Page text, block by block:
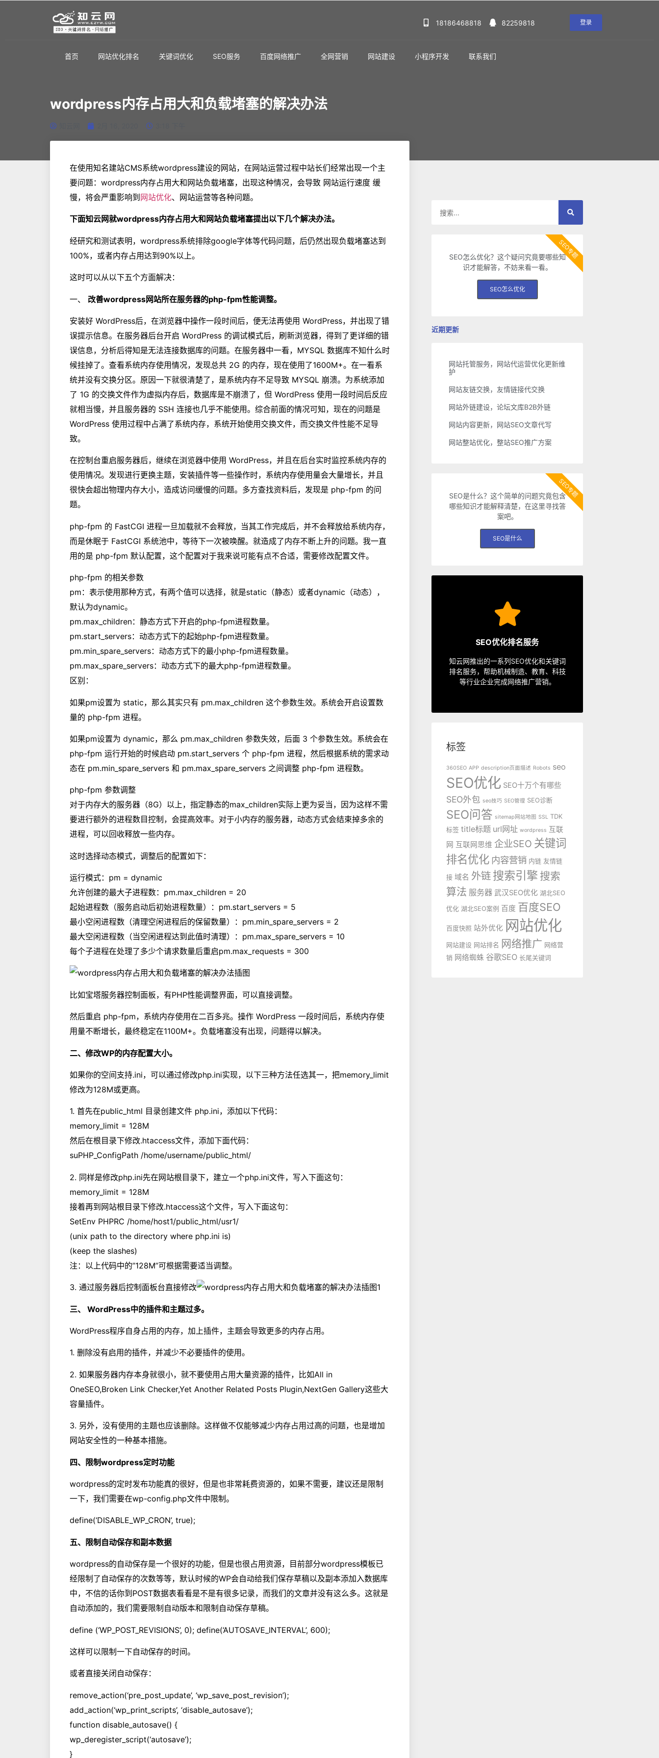
18186468818 82259818 登录
首页 网站优化排名 关键词优化 SEO服务 百度网络推广 全网营销 网站建设 小程序开发 联系我们
wordpress内存占用大和负载堵塞的解决办法
在使用知名建站CMS系统wordpress建设的网站，在网站运营过程中站长们经常出现一个主
要问题：wordpress内存占用大和网站负载堵塞，出现这种情况，会导致 网站运行速度 缓
慢，将会严重影响到 网站优化、网站运营等各种问题。
下面知云网就wordpress内存占用大和网站负载堵塞提出以下几个解决办法。
经研究和测试表明，wordpress系统排除google字体等代码问题，后仍然出现负载堵塞达到
100%，或者内存占用达到90%以上。
这时可以从以下五个方面解决：
一、 改善wordpress网站所在服务器的php-fpm性能调整。
安装好 WordPress后，在浏览器中操作一段时间后，便无法再使用 WordPress，并出现了错
误提示信息。在服务器后台开启 WordPress 的调试模式后，刷新浏览器，得到了更详细的错
误信息，分析后得知是无法连接数据库的问题。在服务器中一看，MYSQL 数据库不知什么时
候挂掉了。查看系统内存使用情况，发现总共 2G 的内存，现在使用了1600M+。在一看系
统并没有交换分区。原因一下就很清楚了，是系统内存不足导致 MYSQL 崩溃。为系统添加
了 1G 的交换文件作为虚拟内存后，数据库是不崩溃了，但 WordPress 使用一段时间后反应
就相当慢，并且服务器的 SSH 连接也几乎不能使用。综合前面的情况可知，现在的问题是
WordPress 使用过程中占满了系统内存，系统开始使用交换文件，而交换文件性能不足导
致。
在控制台重启服务器后，继续在浏览器中使用 WordPress，并且在后台实时监控系统内存的
使用情况。发现进行更换主题，安装插件等一些操作时，系统内存使用量会大量增长，并且
很快会超出物理内存大小，造成访问缓慢的问题。多方查找资料后，发现是 php-fpm 的问
题。
php-fpm 的 FastCGI 进程一旦加载就不会释放，当其工作完成后，并不会释放给系统内存，
而是休眠于 FastCGI 系统池中，等待下一次被唤醒。就造成了内存不断上升的问题。我一直
用的是 php-fpm 默认配置，这个配置对于我来说可能有点不合适，需要修改配置文件。
php-fpm 的相关参数
pm：表示使用那种方式，有两个值可以选择，就是static（静态）或者dynamic（动态），
默认为dynamic。
pm.max_children：静态方式下开启的php-fpm进程数量。
pm.start_servers：动态方式下的起始php-fpm进程数量。
pm.min_spare_servers：动态方式下的最小php-fpm进程数量。
pm.max_spare_servers：动态方式下的最大php-fpm进程数量。
区别：
如果pm设置为 static，那么其实只有 pm.max_children 这个参数生效。系统会开启设置数
量的 php-fpm 进程。
如果pm设置为 dynamic，那么 pm.max_children 参数失效，后面 3 个参数生效。系统会在
php-fpm 运行开始的时候启动 pm.start_servers 个 php-fpm 进程，然后根据系统的需求动
态在 pm.min_spare_servers 和 pm.max_spare_servers 之间调整 php-fpm 进程数。
php-fpm 参数调整
对于内存大的服务器（8G）以上，指定静态的max_children实际上更为妥当，因为这样不需
要进行额外的进程数目控制，会提高效率。对于小内存的服务器，动态方式会结束掉多余的
进程，可以回收释放一些内存。
这时选择动态模式，调整后的配置如下：
运行模式：pm = dynamic
允许创建的最大子进程数：pm.max_children = 20
起始进程数（服务启动后初始进程数量）：pm.start_servers = 5
最小空闲进程数（清理空闲进程后的保留数量）：pm.min_spare_servers = 2
最大空闲进程数（当空闲进程达到此值时清理）：pm.max_spare_servers = 10
每个子进程在处理了多少个请求数量后重启pm.max_requests = 300
比如宝塔服务器控制面板，有PHP性能调整界面，可以直接调整。
然后重启 php-fpm，系统内存使用在二百多兆。操作 WordPress 一段时间后，系统内存使
用量不断增长，最终稳定在1100M+。负载堵塞没有出现，问题得以解决。
二、修改WP的内存配置大小。
如果你的空间支持.ini，可以通过修改php.ini实现，以下三种方法任选其一，把memory_limit
修改为128M或更高。
1. 首先在public_html 目录创建文件 php.ini，添加以下代码：
memory_limit = 128M
然后在根目录下修改.htaccess文件，添加下面代码：
suPHP_ConfigPath /home/username/public_html/
2. 同样是修改php.ini先在网站根目录下，建立一个php.ini文件，写入下面这句：
memory_limit = 128M
接着再到网站根目录下修改.htaccess这个文件，写入下面这句：
SetEnv PHPRC /home/host1/public_html/usr1/
(unix path to the directory where php.ini is)
(keep the slashes)
注：以上代码中的”128M”可根据需要适当调整。
3. 通过服务器后控制面板台直接修改
三、 WordPress中的插件和主题过多。
WordPress程序自身占用的内存，加上插件，主题会导致更多的内存占用。
1. 删除没有启用的插件，并减少不必要插件的使用。
2. 如果服务器内存本身就很小，就不要使用占用大量资源的插件，比如All in
OneSEO,Broken Link Checker,Yet Another Related Posts Plugin,NextGen Gallery这些大
容量插件。
3. 另外，没有使用的主题也应该删除。这样做不仅能够减少内存占用过高的问题，也是增加
网站安全性的一种基本措施。
四、限制wordpress定时功能
wordpress的定时发布功能真的很好，但是也非常耗费资源的，如果不需要，建议还是限制
一下，我们需要在wp-config.php文件中限制。
define(‘DISABLE_WP_CRON’, true);
五、限制自动保存和副本数据
wordpress的自动保存是一个很好的功能，但是也很占用资源，目前部分wordpress模板已
经限制了自动保存的次数等等，默认时候的WP会自动给我们保存草稿以及副本添加入数据库
中，不信的话你到POST数据表看看是不是有很多记录，而我们的文章并没有这么多。这就是
自动添加的，我们需要限制自动版本和限制自动保存草稿。
define (‘WP_POST_REVISIONS’, 0); define(‘AUTOSAVE_INTERVAL’, 600);
这样可以限制一下自动保存的时间。
或者直接关闭自动保存：
remove_action(‘pre_post_update’, ‘wp_save_post_revision’);
add_action(‘wp_print_scripts’, ‘disable_autosave’);
function disable_autosave() {
wp_deregister_script(‘autosave’);
}
SEO怎么优化？这个疑问究竟要哪些知
识才能解答，不妨来看一看。
SEO怎么优化
SEO专题
近期更新
网站托管服务，网站代运营优化更新维
护
网站友链交换，友情链接代交换
网站外链建设，论坛文库B2B外链
网站内容更新，网站SEO文章代写
网站整站优化，整站SEO推广方案
SEO是什么？这个简单的问题究竟包含
哪些知识才能解释清楚，在这里寻找答
案吧。
SEO是什么
SEO专题
SEO优化排名服务
知云网推出的一系列SEO优化和关键词
排名服务，帮助机械制造、教育、科技
等行业企业完成网络推广营销。
SEO服务中心
指定关键词优化、整站优化、SEO套
从容应对各种优化需求。
SEO服务
标签
360SEO APP description页面描述 Robots seo
SEO优化 SEO十万个有哪些
SEO外包 seo技巧 SEO管理 SEO诊断
SEO问答 sitemap网站地图 SSL TDK
标签 title标题 url网址 wordpress 互联
网 互联网思维 企业SEO 关键词
排名优化 内容营销 内链 友情链
接 域名 外链 搜索引擎 搜索
算法 服务器 武汉SEO优化 湖北SEO
优化 湖北SEO案例 百度 百度SEO
百度快照 站外优化 网站优化
网站建设 网站排名 网络推广 网络营
销 网络蜘蛛 谷歌SEO 长尾关键词